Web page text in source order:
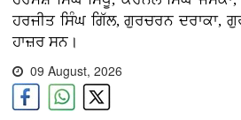
ਹਰਜੀਤ ਸਿੰਘ ਗਿੱਲ, ਗੁਰਚਰਨ ਦਰਾਕਾ,
ਹਾਜ਼ਰ ਸਨ।
09 August, 2026